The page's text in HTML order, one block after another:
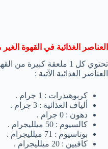
العناصر الغذائية في القهوة
تحتوي كل 1 ملعقة كبيرة
العناصر الغذائية الآتية :
كربوهيدرات : 1 جرام .
ألياف الغذائية : 3 جرام .
دهون : 0 جرام .
كالسيوم : 50 ميلليجرام .
بوتاسيوم : 71 ميلليجرام .
كافيين : 20 ميلليجرام .